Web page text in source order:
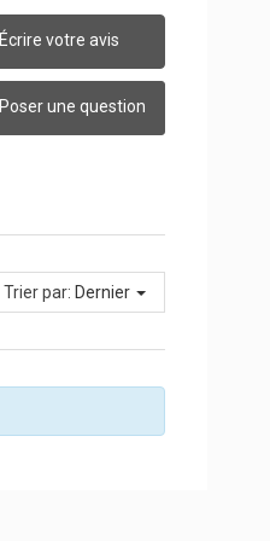
Écrire votre avis
Poser une question
Trier par: Dernier